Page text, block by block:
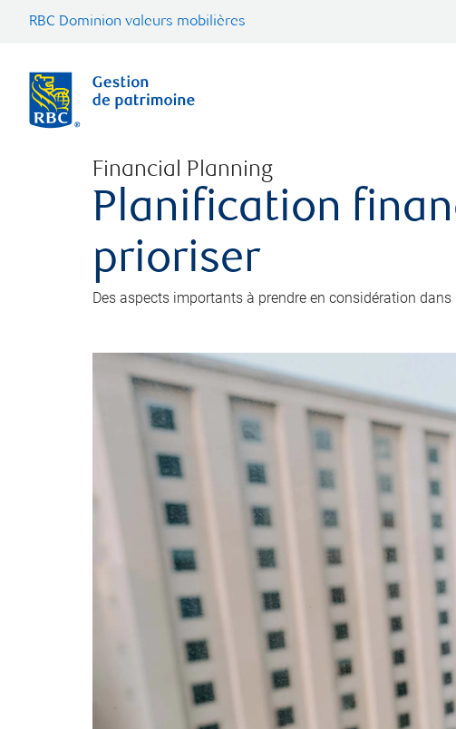
RBC Dominion valeurs mobilières
Financial Planning
Planification
prioriser
Des aspects importants à prendre en considération